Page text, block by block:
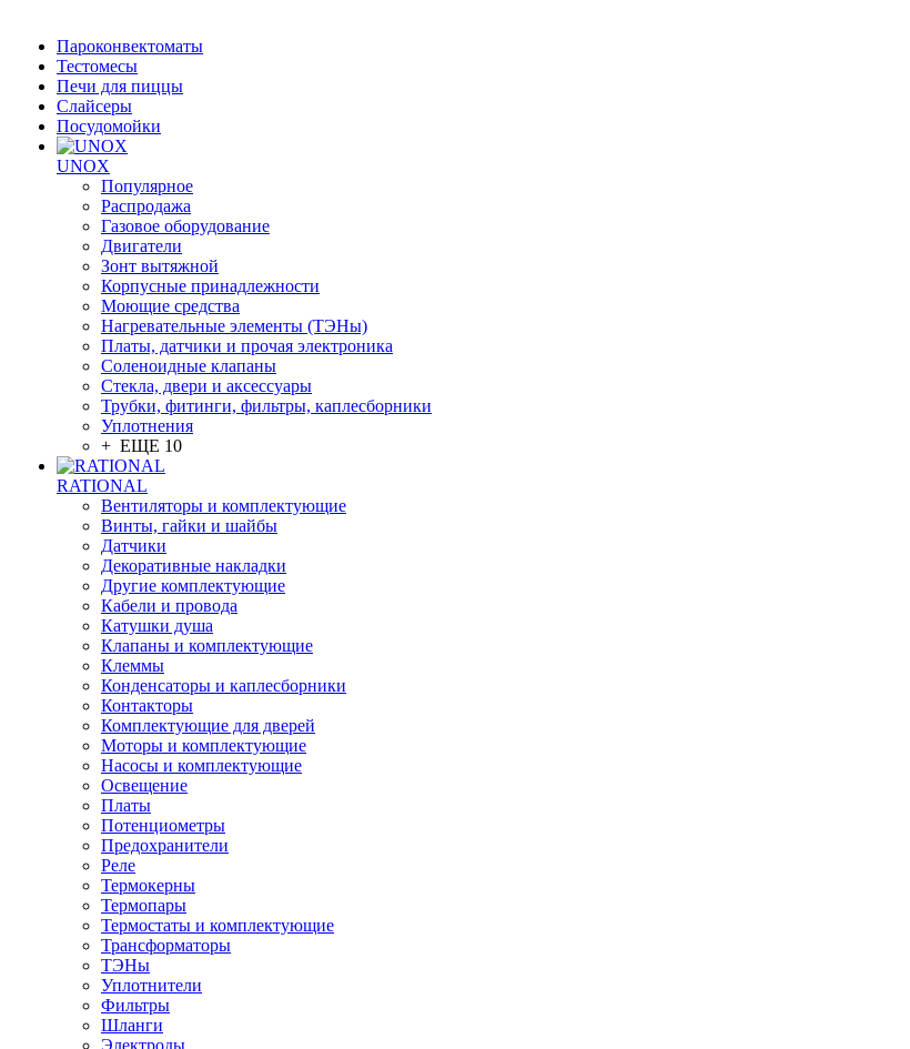
Пароконвектоматы
Тестомесы
Печи для пиццы
Слайсеры
Посудомойки
UNOX
Популярное
Распродажа
Газовое оборудование
Двигатели
Зонт вытяжной
Корпусные принадлежности
Моющие средства
Нагревательные элементы (ТЭНы)
Платы, датчики и прочая электроника
Соленоидные клапаны
Стекла, двери и аксессуары
Трубки, фитинги, фильтры, каплесборники
Уплотнения
+ ЕЩЕ 10
RATIONAL
Вентиляторы и комплектующие
Винты, гайки и шайбы
Датчики
Декоративные накладки
Другие комплектующие
Кабели и провода
Катушки душа
Клапаны и комплектующие
Клеммы
Конденсаторы и каплесборники
Контакторы
Комплектующие для дверей
Моторы и комплектующие
Насосы и комплектующие
Освещение
Платы
Потенциометры
Предохранители
Реле
Термокерны
Термопары
Термостаты и комплектующие
Трансформаторы
ТЭНы
Уплотнители
Фильтры
Шланги
Электроды